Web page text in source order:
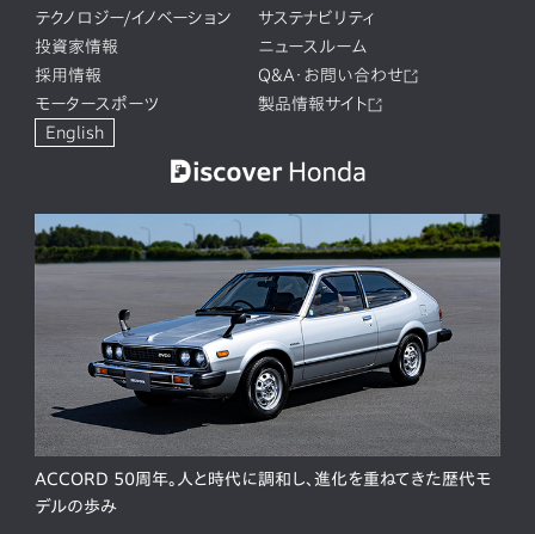
テクノロジー/イノベーション
サステナビリティ
投資家情報
ニュースルーム
採用情報
Q&A・お問い合わせ
モータースポーツ
製品情報サイト
English
ACCORD 50周年。人と時代に調和し、進化を重ねてきた歴代モ
デルの歩み